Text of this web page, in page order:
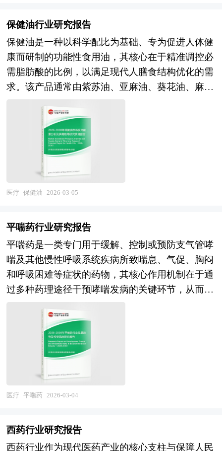
疗体系建设和价值医疗转型，呈现出"预防关口前
移、服务连续整合、技术智能赋能、支付多元创
新"的演进趋势。在服务模式层面，健康管理将从
单一体检向"筛查-评估-干预-随访"全周期服务延
伸，从个体服务向家庭、社区、企业等群体健康管
管理升级，与医疗机构的转诊协作和数据共享机制
将逐步建立；在重点人群层面，老年人慢病共病管
理、职业人群心理健康和肌肉骨骼健康、儿童青少
年近视和肥胖防控、女性全生命周期健康管理将成
为细分增长极；在技术赋能层面，多组学检测和人
工智能风险评估将提升疾病预测准确性，数字疗法
和健康档案互通将支撑个人健康数据主权和跨机构
流转；在支付创新层面，商业健康保险与健康管理
服务的融合将深化，带病体保险、管理式医疗、按
效果付费等模式将探索成型，医保个人账户改革和
家庭共济将释放预防性健康消费潜力，企业健康福
利和税收优惠政策将促进职场健康管理市场发育。
本研究咨询报告由中研普华咨询公司领衔撰写，在
大量周密的市场调研基础上，主要依据了国家统计
局、国家商务部、国家发改委、国家经济信息中
心、国务院发展研究中心、国家海关总署、全国商
业信息中心、中国经济景气监测中心、中国行业研
究网、全国及海外相关报刊杂志的基础信息以及健
康管理行业研究单位等公布和提供的大量资料。报
行业发展变化等进行了分析，重点分析了国内外健
康管理行业的发展现状、如何面对行业的发展挑
维度，多物理因子协同治疗、基于生物反馈的智能
剂量调节及数字疗法（DTx）认证路径的探索，将
推动产品从"经验型"向"证据型"转变，提升临床认
可度与支付端可及性；市场拓展维度，随着分级诊
疗制度深化与基层康复能力建设加速，医用市场将
崛起将驱动家用高端市场扩容；产业整合维度，具
备医疗器械注册证优势、临床渠道资源及数字化服
务能力的头部企业将通过并购整合提升市场集中
度，作坊式生产模式将逐步出清。 本研究咨询报
告由中研普华咨询公司领衔撰写，在大量周密的市
场调研基础上，主要依据了国家统计局、国家商务
国经济景气监测中心、中国行业研究网、全国及海
外相关报刊杂志的基础信息以及频谱治疗仪行业研
究单位等公布和提供的大量资料。报告对我国频谱
治疗仪行业的供需状况、发展现状、子行业发展变
化等进行了分析，重点分析了国内外频谱治疗仪行
发展建议、行业竞争力，以及行业的投资分析和趋
势预测等等。报告还综合了频谱治疗仪行业的整体
发展动态，对行业在产品方面提供了参考建议和具
体解决办法。报告对于频谱治疗仪产品生产企业、
经销商、行业管理部门以及拟进入该行业的投资者
具有重要的参考价值，对于研究我国频谱治疗仪行
展壮大有学术和实践的双重意义。
下，祛斑需首先明确色斑的类型（如表皮型、真皮
维度的应对策略。其核心原理在于通过不同机制阻
断黑色素的过度生成、促进已沉积色素的分解与代
谢、抑制炎症后色素沉着风险，并同步强化皮肤屏
障修复与光防护能力。 现代祛斑体系融合了多种
技术路径，包括利用选择性光热作用的激光与强脉
冲光技术，通过精准波长靶向击碎黑色素颗粒；借
助化学剥脱促进角质更新，加速色素排出；应用含
有酪氨酸酶抑制剂或抗氧化成分的外用制剂，从源
头减少黑色素合成；以及结合口服药物调节内在代
谢环境。整个过程高度依赖专业评估与规范操作，
必须在具备资质的医疗机构由专业医生主导，以规
险。 同时，严格的日常防晒是贯穿始终的基础环
节，是防止色斑复发与治疗失效的关键保障。此
外，健康的生活方式、稳定的情绪状态与均衡的营
养摄入也被视为辅助支持因素。因此，祛斑不仅是
皮肤外观的改善，更是一种科学化、系统化的皮肤
皮肤整体生理功能的良性循环，强调治疗与养护并
重、短期干预与长期维稳结合的综合理念。 本研
究咨询报告由中研普华咨询公司领衔撰写，在大量
周密的市场调研基础上，主要依据国家统计局、商
务部、国家发改委、国家经济信息中心、国务院发
展研究中心、工信部、中国行业研究网、全国及海
行了分析研究。报告在总结中国祛斑发展历程的基
保健油行业研究报告
保健油是一种以科学配比为基础、专为促进人体健
康而研制的功能性食用油，其核心在于精准调控必
需脂肪酸的比例，以满足现代人膳食结构优化的需
求。该产品通常由紫苏油、亚麻油、葵花油、麻油
酸与亚麻酸4:1的黄金比例，这一配比不仅符合中
国营养学会及世界卫生组织推荐的膳食指导原则，
更针对亚洲人群的代谢特征进行了本土化适配。
在当前慢性病高发、公众健康意识显著提升的背景
下，保健油作为“吃出来的健康”代表，正成为家庭
厨房中预防“三高”、改善心脑血管健康的日常选
不再满足于基础食用油的热量供给功能，而是追求
了“营养干预工具”的新角色。其富含的α-亚麻酸可
在人体内转化为EPA和DHA，前者被誉为“血管清
道夫”，有助于调节血脂、延缓动脉硬化，后者则
是大脑与视网膜发育的关键成分，对婴幼儿智力发
展和中老年认知保护均具重要意义。 在“健康中国
2030”战略推动下，功能性食品产业加速发展，保
健油作为国内自主研发的健康调和油代表，填补了
市场在明确标注脂肪酸成分与含量产品上的空白，
拥有7项国家发明专利，体现了从“模糊营养”向“精
准营养”转型的技术突破。 随着AI与大数据在营养
学中的应用，个性化膳食方案逐渐普及，保健油因
模型的理想载体。未来，随着消费者对食品健康属
性的认知深化，保健油将不仅局限于家庭烹饪，更
医疗 保健油 2026-03-05
平喘药行业研究报告
平喘药是一类专门用于缓解、控制或预防支气管哮
喘及其他慢性呼吸系统疾病所致喘息、气促、胸闷
和呼吸困难等症状的药物，其核心作用机制在于通
过多种药理途径干预哮喘发病的关键环节，从而改
哮喘本质上是一种以气道慢性炎症为基础的疾病，
伴随支气管平滑肌痉挛、黏膜水肿、腺体分泌增多
及气道重塑等病理变化，因此平喘药并非单一作用
的对症药物，而是根据其主要药理效应分为抗炎性
控制药物与支气管扩张性缓解药物两大类。前者以
吸入性糖皮质激素为代表，能够从源头抑制炎症细
有效控制气道炎症、预防哮喘发作，属于哮喘管理
医疗 平喘药 2026-03-04
西药行业研究报告
西药行业作为现代医药产业的核心支柱与保障人民